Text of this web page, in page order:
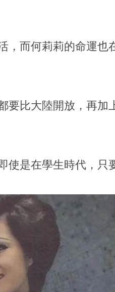
，而何莉莉的命運也
比大陸開放，再加
使是在學生時代，只